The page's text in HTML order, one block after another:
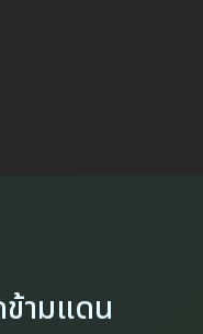
ามแดน